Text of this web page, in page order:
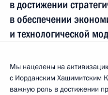
в достижении
в обеспечении
и технологической
Мы нацелены на
с Иорданским Хашимитским
важную роль в достижении